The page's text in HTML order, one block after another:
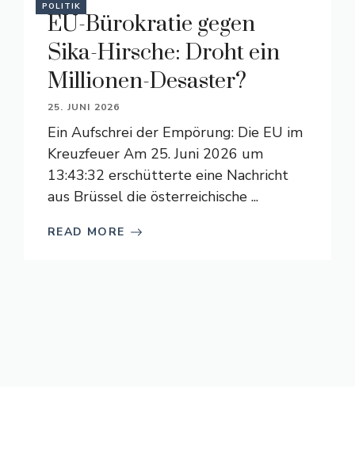
POLITIK
EU-Bürokratie gegen
Sika-Hirsche: Droht ein
Millionen-Desaster?
25. JUNI 2026
Ein Aufschrei der Empörung: Die EU im
Kreuzfeuer Am 25. Juni 2026 um
13:43:32 erschütterte eine Nachricht
aus Brüssel die österreichische ...
READ MORE